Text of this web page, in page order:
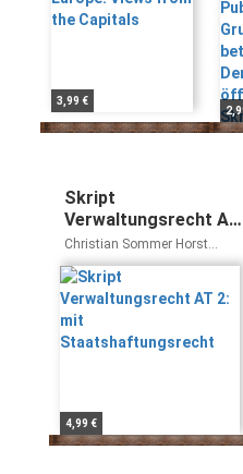
3,99 €
Skript
Verwaltungsrecht AT
2: mit
Staatshaftungsrecht
Christian Sommer Horst
Wüstenbecker
4,99 €